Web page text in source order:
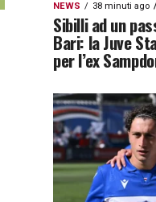
NEWS 38 minuti ago
Sibilli ad un
Bari: la Juve
per l’ex